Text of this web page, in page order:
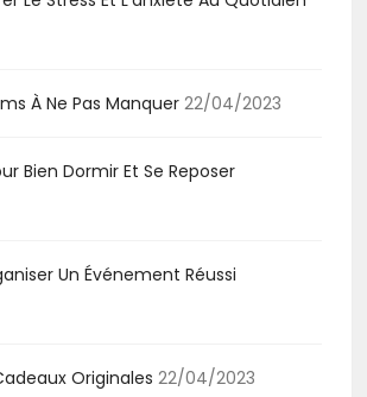
À Ne Pas Manquer22/04/2023
Bien Dormir Et Se Reposer
Un Événement Réussi
Originales 22/04/2023